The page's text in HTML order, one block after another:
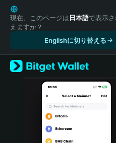
English
日本語
Tiếng Việt
Español (Latinoamérica)
Türkçe
Italiano
Português (Portugal)
現在、このページは日本語で表示さ
えますか？
Englishに切り替える